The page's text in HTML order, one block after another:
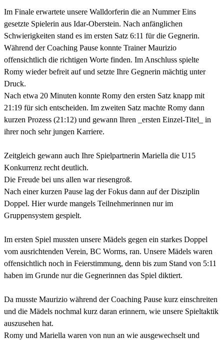
Im Finale erwartete unsere Walldorferin die an Nummer Eins
gesetzte Spielerin aus Idar-Oberstein. Nach anfänglichen
Schwierigkeiten stand es im ersten Satz 6:11 für die Gegnerin.
Während der Coaching Pause konnte Trainer Maurizio
offensichtlich die richtigen Worte finden. Im Anschluss spielte
Romy wieder befreit auf und setzte Ihre Gegnerin mächtig unter
Druck.
Nach etwa 20 Minuten konnte Romy den ersten Satz knapp mit
21:19 für sich entscheiden. Im zweiten Satz machte Romy dann
kurzen Prozess (21:12) und gewann Ihren _ersten Einzel-Titel_ in
ihrer noch sehr jungen Karriere.
Zeitgleich gewann auch Ihre Spielpartnerin Mariella die U15
Konkurrenz recht deutlich.
Die Freude bei uns allen war riesengroß.
Nach einer kurzen Pause lag der Fokus dann auf der Disziplin
Doppel. Hier wurde mangels Teilnehmerinnen nur im
Gruppensystem gespielt.
Im ersten Spiel mussten unsere Mädels gegen ein starkes Doppel
vom ausrichtenden Verein, BC Worms, ran. Unsere Mädels waren
offensichtlich noch in Feierstimmung, denn bis zum Stand von 5:11
haben im Grunde nur die Gegnerinnen das Spiel diktiert.
Da musste Maurizio während der Coaching Pause kurz einschreiten
und die Mädels nochmal kurz daran erinnern, wie unsere Spieltaktik
auszusehen hat.
Romy und Mariella waren von nun an wie ausgewechselt und